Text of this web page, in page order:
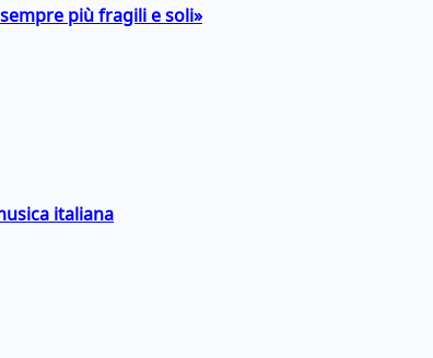
più fragili e soli»
italiana